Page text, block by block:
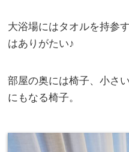
大浴場にはタオルを持参
はありがたい♪
部屋の奥には椅子、小さ
にもなる椅子。